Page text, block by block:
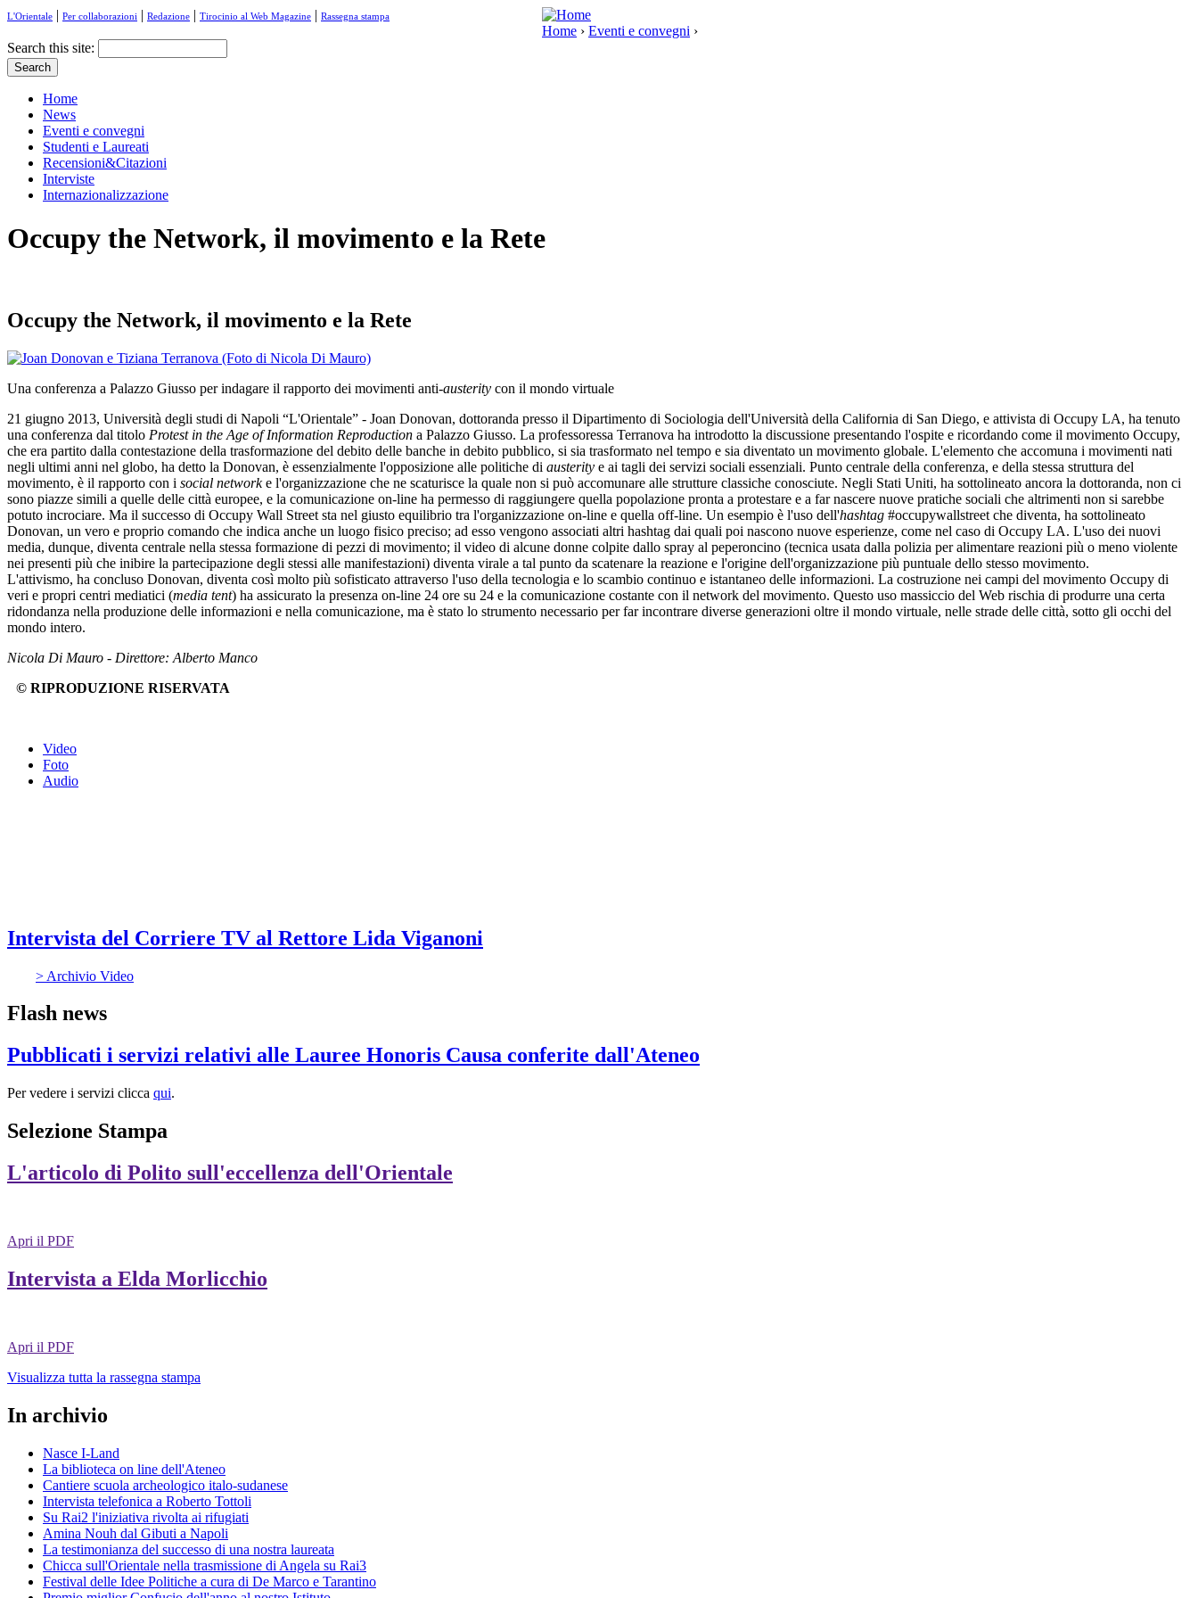
L'Orientale | Per collaborazioni | Redazione | Tirocinio al Web Magazine | Rassegna stampa
Home › Eventi e convegni ›
Search this site:
Home
News
Eventi e convegni
Studenti e Laureati
Recensioni&Citazioni
Interviste
Internazionalizzazione
Occupy the Network, il movimento e la Rete
Occupy the Network, il movimento e la Rete
Una conferenza a Palazzo Giusso per indagare il rapporto dei movimenti anti-austerity con il mondo virtuale
21 giugno 2013, Università degli studi di Napoli “L'Orientale” - Joan Donovan, dottoranda presso il Dipartimento di Sociologia dell'Università della California di San Diego, e attivista di Occupy LA, ha tenuto
una conferenza dal titolo Protest in the Age of Information Reproduction a Palazzo Giusso. La professoressa Terranova ha introdotto la discussione presentando l'ospite e ricordando come il movimento Occupy,
che era partito dalla contestazione della trasformazione del debito delle banche in debito pubblico, si sia trasformato nel tempo e sia diventato un movimento globale. L'elemento che accomuna i movimenti nati
negli ultimi anni nel globo, ha detto la Donovan, è essenzialmente l'opposizione alle politiche di austerity e ai tagli dei servizi sociali essenziali. Punto centrale della conferenza, e della stessa struttura del
movimento, è il rapporto con i social networke l'organizzazione che ne scaturisce la quale non si può accomunare alle strutture classiche conosciute. Negli Stati Uniti, ha sottolineato ancora la dottoranda, non ci
sono piazze simili a quelle delle città europee, e la comunicazione on-line ha permesso di raggiungere quella popolazione pronta a protestare e a far nascere nuove pratiche sociali che altrimenti non si sarebbe
potuto incrociare. Ma il successo di Occupy Wall Street sta nel giusto equilibrio tra l'organizzazione on-line e quella off-line. Un esempio è l'uso dell'hashtag #occupywallstreet che diventa, ha sottolineato
Donovan, un vero e proprio comando che indica anche un luogo fisico preciso; ad esso vengono associati altri hashtag dai quali poi nascono nuove esperienze, come nel caso di Occupy LA. L'uso dei nuovi
media, dunque, diventa centrale nella stessa formazione di pezzi di movimento; il video di alcune donne colpite dallo spray al peperoncino (tecnica usata dalla polizia per alimentare reazioni più o meno violente
nei presenti più che inibire la partecipazione degli stessi alle manifestazioni) diventa virale a tal punto da scatenare la reazione e l'origine dell'organizzazione più puntuale dello stesso movimento.
L'attivismo, ha concluso Donovan, diventa così molto più sofisticato attraverso l'uso della tecnologia e lo scambio continuo e istantaneo delle informazioni. La costruzione nei campi del movimento Occupy di
veri e propri centri mediatici (media tent) ha assicurato la presenza on-line 24 ore su 24 e la comunicazione costante con il network del movimento. Questo uso massiccio del Web rischia di produrre una certa
ridondanza nella produzione delle informazioni e nella comunicazione, ma è stato lo strumento necessario per far incontrare diverse generazioni oltre il mondo virtuale, nelle strade delle città, sotto gli occhi del
mondo intero.
Nicola Di Mauro - Direttore: Alberto Manco
© RIPRODUZIONE RISERVATA
Video
Foto
Audio
Intervista del Corriere TV al Rettore Lida Viganoni
> Archivio Video
Flash news
Pubblicati i servizi relativi alle Lauree Honoris Causa conferite dall'Ateneo
Per vedere i servizi clicca qui.
Selezione Stampa
L'articolo di Polito sull'eccellenza dell'Orientale
Apri il PDF
Intervista a Elda Morlicchio
Apri il PDF
Visualizza tutta la rassegna stampa
In archivio
Nasce I-Land
La biblioteca on line dell'Ateneo
Cantiere scuola archeologico italo-sudanese
Intervista telefonica a Roberto Tottoli
Su Rai2 l'iniziativa rivolta ai rifugiati
Amina Nouh dal Gibuti a Napoli
La testimonianza del successo di una nostra laureata
Chicca sull'Orientale nella trasmissione di Angela su Rai3
Festival delle Idee Politiche a cura di De Marco e Tarantino